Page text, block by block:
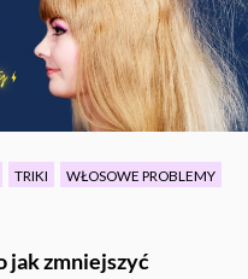
TRIKI
WŁOSOWE PROBLEMY
jak zmniejszyć